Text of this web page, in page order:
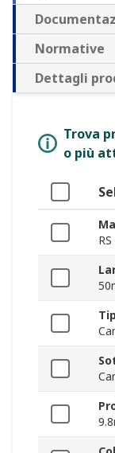
Normative
Dettagli
Trova
o più